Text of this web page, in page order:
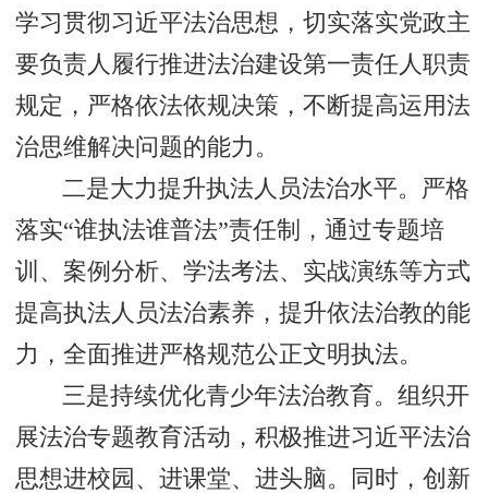
学习贯彻习近平法治思想，切实落实党政主
要负责人履行推进法治建设第一责任人职责
规定，严格依法依规决策，不断提高运用法
治思维解决问题的能力。
二是大力提升执法人员法治水平。严格
落实“谁执法谁普法”责任制，通过专题培
训、案例分析、学法考法、实战演练等方式
提高执法人员法治素养，提升依法治教的能
力，全面推进严格规范公正文明执法。
三是持续优化青少年法治教育。组织开
展法治专题教育活动，积极推进习近平法治
思想进校园、进课堂、进头脑。同时，创新